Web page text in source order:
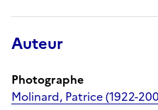
Auteur
Photographe
Molinard, Patrice (1922-